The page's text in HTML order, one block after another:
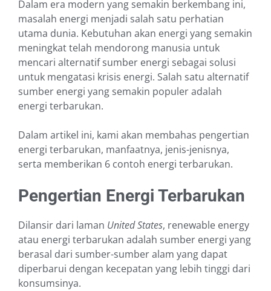
Dalam era modern yang semakin berkembang ini,
masalah energi menjadi salah satu perhatian
utama dunia. Kebutuhan akan energi yang semakin
meningkat telah mendorong manusia untuk
mencari alternatif sumber energi sebagai solusi
untuk mengatasi krisis energi. Salah satu alternatif
sumber energi yang semakin populer adalah
energi terbarukan.
Dalam artikel ini, kami akan membahas pengertian
energi terbarukan, manfaatnya, jenis-jenisnya,
serta memberikan 6 contoh energi terbarukan.
Pengertian Energi Terbarukan
Dilansir dari laman United States, renewable energy
atau energi terbarukan adalah sumber energi yang
berasal dari sumber-sumber alam yang dapat
diperbarui dengan kecepatan yang lebih tinggi dari
konsumsinya.